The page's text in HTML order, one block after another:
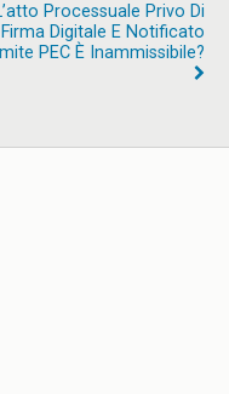
Processuale Privo Di
Firma Digitale E Notificato
PEC È Inammissibile?